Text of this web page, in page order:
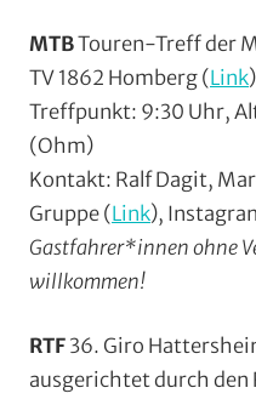
MTBTouren-Treff der
TV 1862 Homberg (Link)
Treffpunkt: 9:30 Uhr,
(Ohm)
Kontakt: Ralf Dagit,
Gruppe (Link),
Gastfahrer*innen ohne
willkommen!
RTF36. Giro
ausgerichtet durch den